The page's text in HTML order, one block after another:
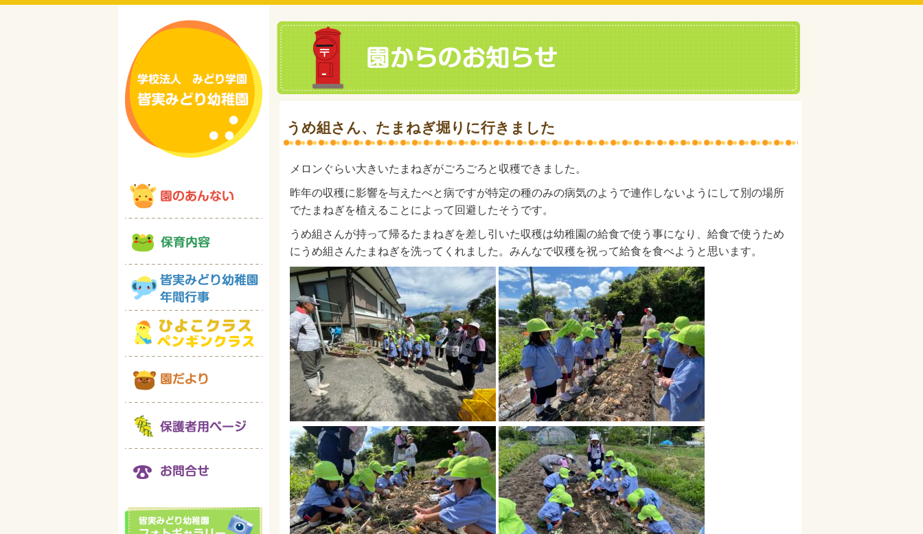
うめ組さん、たまねぎ堀りに行きました
メロンぐらい大きいたまねぎがごろごろと収穫できました。
昨年の収穫に影響を与えたべと病ですが特定の種のみの病気のようで連作しないようにして別の場所
でたまねぎを植えることによって回避したそうです。
うめ組さんが持って帰るたまねぎを差し引いた収穫は幼稚園の給食で使う事になり、給食で使うため
にうめ組さんたまねぎを洗ってくれました。みんなで収穫を祝って給食を食べようと思います。